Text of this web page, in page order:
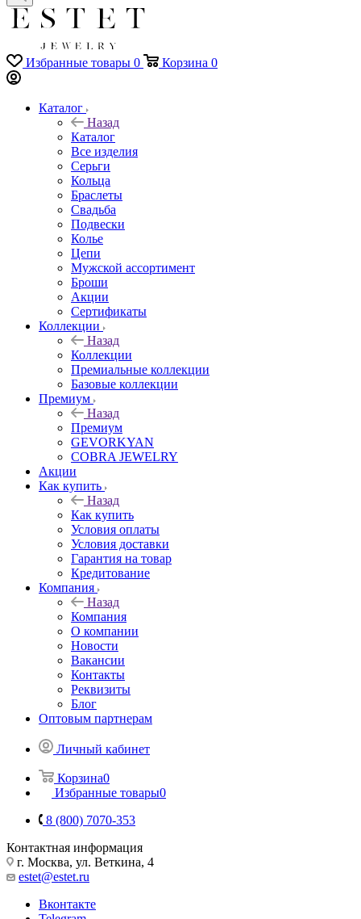
Избранные товары 0 Корзина 0
Каталог
Назад
Каталог
Все изделия
Серьги
Кольца
Браслеты
Свадьба
Подвески
Колье
Цепи
Мужской ассортимент
Броши
Акции
Сертификаты
Коллекции
Назад
Коллекции
Премиальные коллекции
Базовые коллекции
Премиум
Назад
Премиум
GEVORKYAN
COBRA JEWELRY
Акции
Как купить
Назад
Как купить
Условия оплаты
Условия доставки
Гарантия на товар
Кредитование
Компания
Назад
Компания
О компании
Новости
Вакансии
Контакты
Реквизиты
Блог
Оптовым партнерам
Личный кабинет
Корзина0
Избранные товары0
8 (800) 7070-353
Контактная информация
г. Москва, ул. Веткина, 4
estet@estet.ru
Вконтакте